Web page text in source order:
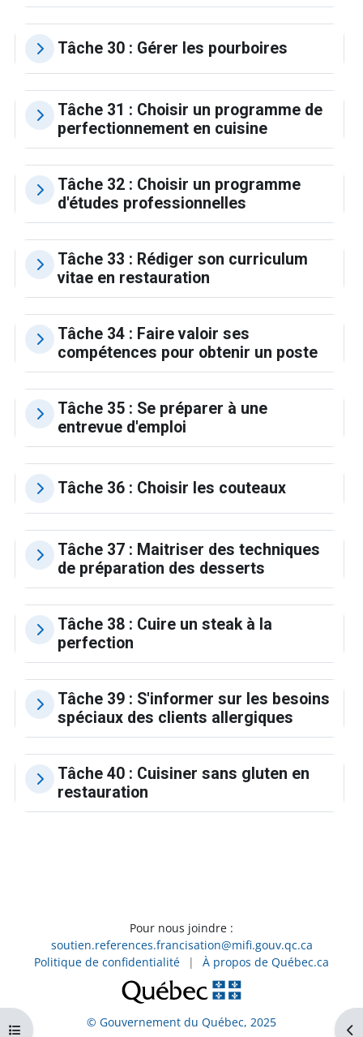
Ouvrir l’index du cours
Tâche 30 : Gérer les pourboires
Tâche 31 : Choisir un programme de
perfectionnement en cuisine
Tâche 32 : Choisir un programme
d'études professionnelles
Tâche 33 : Rédiger son curriculum
vitae en restauration
Tâche 34 : Faire valoir ses
compétences pour obtenir un poste
Tâche 35 : Se préparer à une
entrevue d'emploi
Tâche 36 : Choisir les couteaux
Tâche 37 : Maitriser des techniques
de préparation des desserts
Tâche 38 : Cuire un steak à la
perfection
Tâche 39 : S'informer sur les besoins
spéciaux des clients allergiques
Tâche 40 : Cuisiner sans gluten en
restauration
Pour nous joindre :
soutien.references.francisation@mifi.gouv.qc.ca
Politique de confidentialité
| À propos de Québec.ca
© Gouvernement du Québec, 2025